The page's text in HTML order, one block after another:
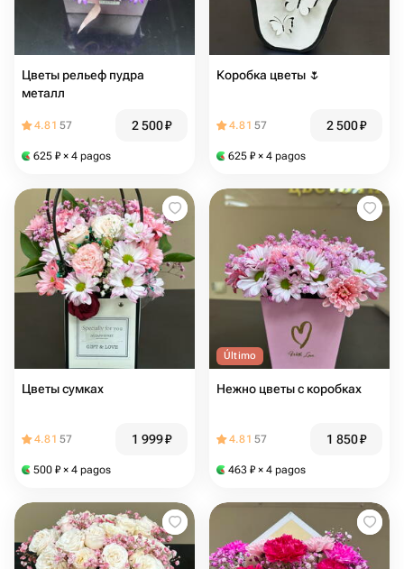
Цветы рельеф пудра
металл
4.81 57 2 500₽
625 ₽ × 4 pagos
Коробка цветы 🌷
4.81 57 2 500₽
625 ₽ × 4 pagos
Цветы сумках
4.81 57 1 999₽
500 ₽ × 4 pagos
Último
Нежно цветы с коробках
4.81 57 1 850₽
463 ₽ × 4 pagos